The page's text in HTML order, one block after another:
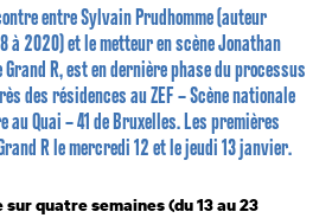
entre Sylvain Prudhomme (auteur
à 2020) et le metteur en scène Jonathan
R, est en dernière phase du processus
des résidences au ZEF – Scène nationale
au Quai – 41 de Bruxelles. Les premières
R le mercredi 12 et le jeudi 13 janvier.
quatre semaines (du 13 au 23